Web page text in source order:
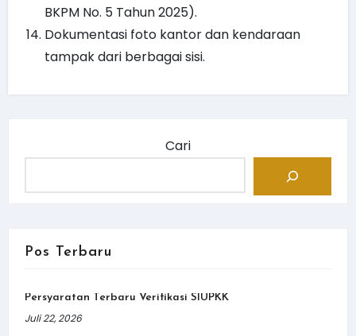
BKPM No. 5 Tahun 2025).
Dokumentasi foto kantor dan kendaraan
tampak dari berbagai sisi.
Cari
Pos Terbaru
Persyaratan Terbaru Verifikasi SIUPKK
Juli 22, 2026